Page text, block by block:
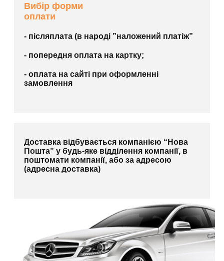
Вибір форми
оплати
- післяплата (в народі ”наложений платіж”
- попередня оплата на картку;
- оплата на сайті при оформленні
замовлення
Доставка відбувається компанією “Нова
Пошта” у будь-яке відділення компанії, в
поштомати компанії, або за адресою
(адресна доставка)